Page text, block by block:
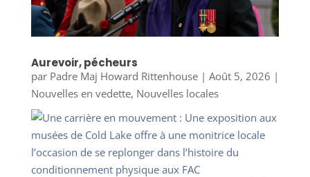
Aurevoir, pécheurs
par Padre Maj Howard Rittenhouse| Août 5, 2026 |
Nouvelles en vedette, Nouvelles locales